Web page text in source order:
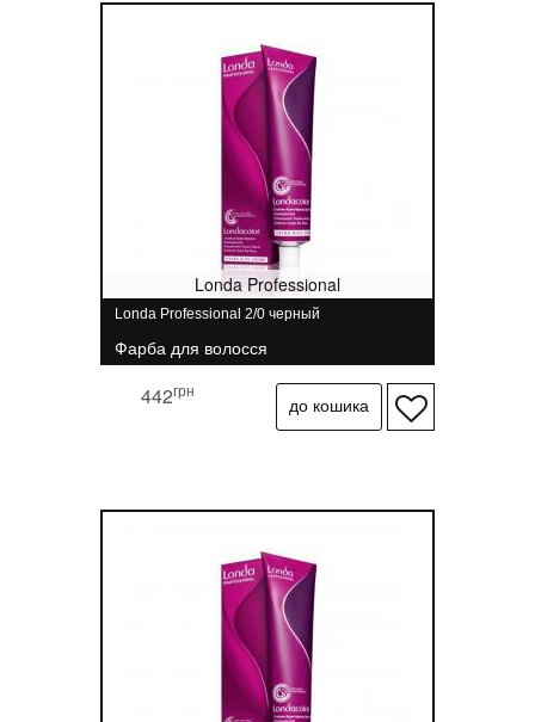
Londa Professional
Londa Professional 2/0 черный
Фарба для волосся
442грн